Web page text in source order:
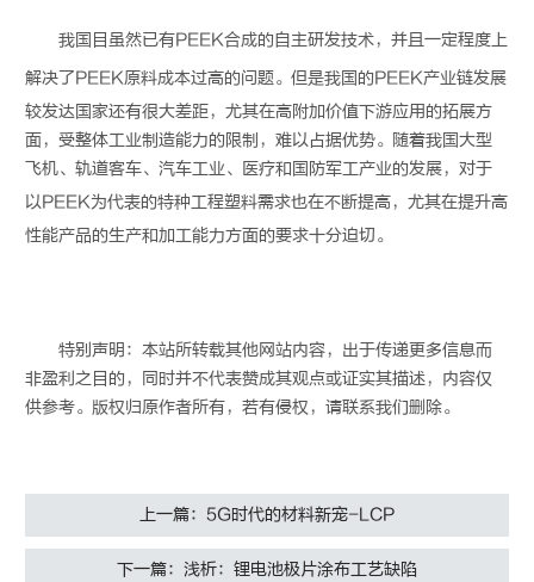
我国目虽然已有PEEK合成的自主研发技术，并且一定程度上
解决了PEEK原料成本过高的问题。但是我国的PEEK产业链发展
较发达国家还有很大差距，尤其在高附加价值下游应用的拓展方
面，受整体工业制造能力的限制，难以占据优势。随着我国大型
飞机、轨道客车、汽车工业、医疗和国防军工产业的发展，对于
以PEEK为代表的特种工程塑料需求也在不断提高，尤其在提升高
性能产品的生产和加工能力方面的要求十分迫切。
特别声明：本站所转载其他网站内容，出于传递更多信息而
非盈利之目的，同时并不代表赞成其观点或证实其描述，内容仅
供参考。版权归原作者所有，若有侵权，请联系我们删除。
上一篇：5G时代的材料新宠-LCP
下一篇：浅析：锂电池极片涂布工艺缺陷